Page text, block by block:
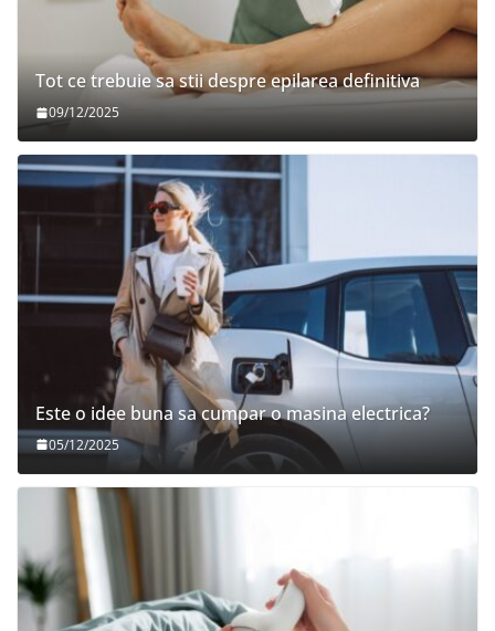
Tot ce trebuie sa stii despre epilarea definitiva
09/12/2025
Este o idee buna sa cumpar o masina electrica?
05/12/2025